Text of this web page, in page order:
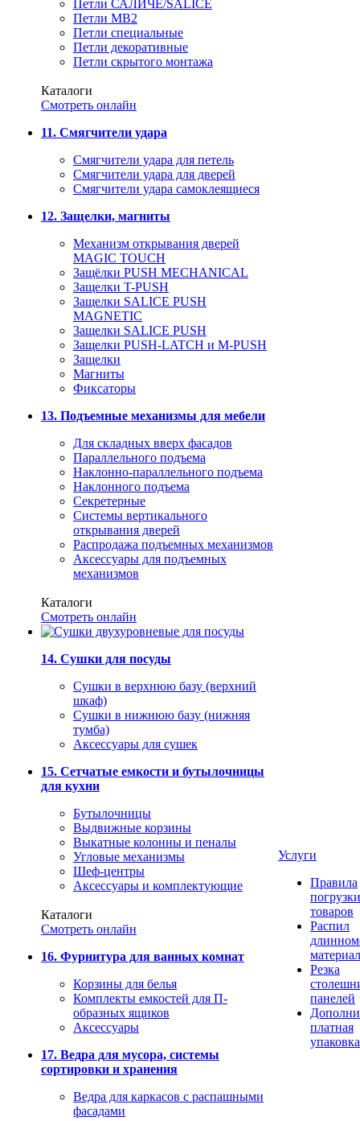
Петли САЛИЧЕ/SALICE
Петли MB2
Петли специальные
Петли декоративные
Петли скрытого монтажа
Каталоги
Смотреть онлайн
11. Смягчители удара
Смягчители удара для петель
Смягчители удара для дверей
Cмягчители удара самоклеящиеся
12. Защелки, магниты
Механизм открывания дверей
MAGIC TOUCH
Защёлки PUSH MECHANICAL
Защелки T-PUSH
Защелки SALICE PUSH
MAGNETIC
Защелки SALICE PUSH
Защелки PUSH-LATCH и M-PUSH
Защелки
Магниты
Фиксаторы
13. Подъемные механизмы для мебели
Для складных вверх фасадов
Параллельного подъема
Наклонно-параллельного подъема
Наклонного подъема
Секретерные
Системы вертикального
открывания дверей
Распродажа подъемных механизмов
Аксессуары для подъемных
механизмов
Каталоги
Смотреть онлайн
14. Сушки для посуды
Сушки в верхнюю базу (верхний
шкаф)
Сушки в нижнюю базу (нижняя
тумба)
Аксессуары для сушек
15. Сетчатые емкости и бутылочницы
для кухни
Бутылочницы
Выдвижные корзины
Выкатные колонны и пеналы
Угловые механизмы
Шеф-центры
Аксессуары и комплектующие
Каталоги
Смотреть онлайн
16. Фурнитура для ванных комнат
Корзины для белья
Комплекты емкостей для П-
образных ящиков
Аксессуары
17. Ведра для мусора, системы
сортировки и хранения
Ведра для каркасов с распашными
фасадами
Услуги
Правила
погрузки
товаров
Распил
Резка
панелей
платная
упаковка